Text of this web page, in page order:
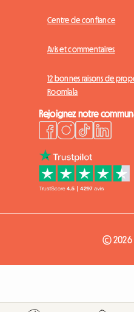
Centre de confiance
Avis et commentaires
12 bonnes raisons de
Roomlala
Rejoignez notre
© 2026